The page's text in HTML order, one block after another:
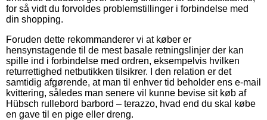
for så vidt du forvoldes problemstillinger i forbindelse med
din shopping.
Foruden dette rekommanderer vi at køber er
hensynstagende til de mest basale retningslinjer der kan
spille ind i forbindelse med ordren, eksempelvis hvilken
returrettighed netbutikken tilsikrer. I den relation er det
samtidig afgørende, at man til enhver tid beholder ens e-mail
kvittering, således man senere vil kunne bevise sit køb af
Hübsch rullebord barbord – terazzo, hvad end du skal købe
en gave til en pige eller dreng.